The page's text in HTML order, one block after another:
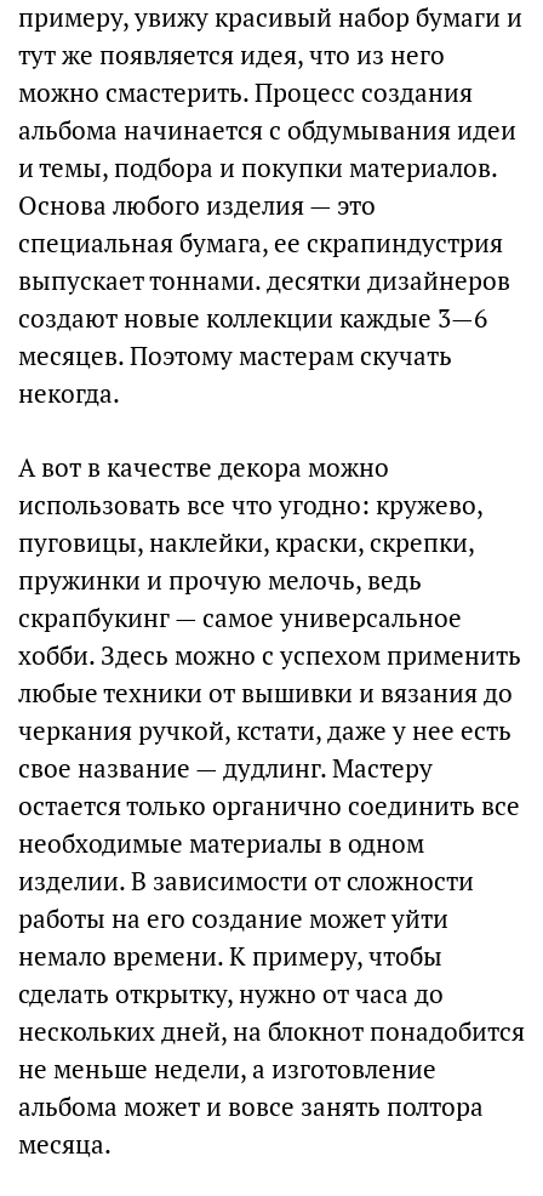
примеру, увижу красивый набор бумаги и
тут же появляется идея, что из него
можно смастерить. Процесс создания
альбома начинается с обдумывания идеи
и темы, подбора и покупки материалов.
Основа любого изделия — это
специальная бумага, ее скрапиндустрия
выпускает тоннами. десятки дизайнеров
создают новые коллекции каждые 3—6
месяцев. Поэтому мастерам скучать
некогда.
А вот в качестве декора можно
использовать все что угодно: кружево,
пуговицы, наклейки, краски, скрепки,
пружинки и прочую мелочь, ведь
скрапбукинг — самое универсальное
хобби. Здесь можно с успехом применить
любые техники от вышивки и вязания до
черкания ручкой, кстати, даже у нее есть
свое название — дудлинг. Мастеру
остается только органично соединить все
необходимые материалы в одном
изделии. В зависимости от сложности
работы на его создание может уйти
немало времени. К примеру, чтобы
сделать открытку, нужно от часа до
нескольких дней, на блокнот понадобится
не меньше недели, а изготовление
альбома может и вовсе занять полтора
месяца.